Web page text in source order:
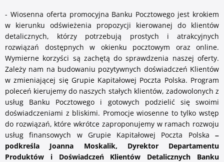
- Wiosenna oferta promocyjna Banku Pocztowego jest krokiem
w kierunku odświeżenia propozycji kierowanej do klientów
detalicznych, którzy potrzebują prostych i atrakcyjnych
rozwiązań dostępnych w okienku pocztowym oraz online.
Wymierne korzyści są zachętą do sprawdzenia naszej oferty.
Zależy nam na budowaniu pozytywnych doświadczeń Klientów
w zmieniającej się Grupie Kapitałowej Poczta Polska. Program
poleceń kierujemy do naszych stałych klientów, zadowolonych z
usług Banku Pocztowego i gotowych podzielić się swoimi
doświadczeniami z bliskimi. Promocje wiosenne to tylko wstęp
do rozwiązań, które wkrótce zaproponujemy w ramach rozwoju
usług finansowych w Grupie Kapitałowej Poczta Polska –
podkreśla Joanna Moskalik, Dyrektor Departamentu
Produktów i Doświadczeń Klientów Detalicznych Banku